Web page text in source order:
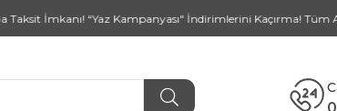
“Yaz Kampanyası" İndirimlerini Kaçırma! Tüm